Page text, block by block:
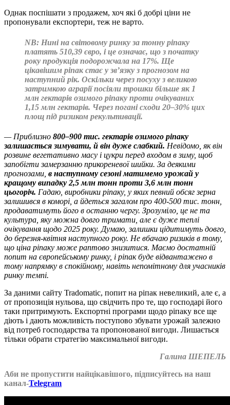
Однак поспішати з продажем, хоч які б добрі ціни не
пропонували експортери, теж не варто.
NB: Нині на світовому ринку за тонну ріпаку
платять 510,39 євро, і це означає, що з початку
року продукція подорожчала на 17%. Ще
цікавішим ріпак стає у зв’язку з прогнозом на
наступний рік. Оскільки через посуху з великою
затримкою аграрії посіяли трошки більше як 1
млн гектарів озимого ріпаку проти очікуваних
1,15 млн гектарів. Через погані сходи 20–30% цих
площ під ризиком рекультивації.
— Приблизно 800‒900 тис. гектарів озимого ріпаку
залишається зимувати, й він дуже слабкий. Невідомо, як він
розвине вегетативно масу і цукри перед входом в зиму, щоб
запобігти замерзанню прикореневої шийки. За деякими
прогнозами, в наступному сезоні матимемо урожай у
кращому випадку 2,5 млн тонн проти 3,6 млн тонн
цьогоріч. Гадаю, виробники ріпаку, у яких певний обсяг зерна
залишився в коморі, а йдеться загалом про 400-500 тис. тонн,
продаватимуть його в останню чергу. Зрозуміло, це не та
культура, яку можна довго тримати, але є дуже теплі
очікування щодо 2025 року. Думаю, залишки цідитимуть довго,
до березня-квітня наступного року. Не вбачаю ризиків в тому,
що ціна ріпаку може раптово знизитися. Маємо достатній
попит на європейському ринку, і ріпак буде відвантажено в
тому напрямку в спокійному, навіть непомітному для учасників
ринку темпі.
За даними сайту Tradomatic, попит на ріпак невеликий, але є, а
от пропозиція нульова, що свідчить про те, що господарі його
таки притримують. Експортні програми щодо ріпаку все ще
діють і дають можливість поступово збувати урожай залежно
від потреб господарства та пропонованої вигоди. Лишається
тільки обрати стратегію максимальної вигоди.
Галина ШЕПЕЛЬ
Аби не пропустити найцікавішого, підписуйтесь на наш
канал-Telegram